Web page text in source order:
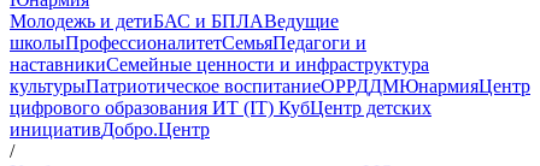
Молодежь и детиБАС и БПЛАВедущие
школыПрофессионалитетСемьяПедагоги и
наставникиСемейные ценности и инфраструктура
культурыПатриотическое воспитаниеОРРДДМЮнармияЦентр
цифрового образования ИТ (IT) КубЦентр детских
инициативДобро.Центр
/